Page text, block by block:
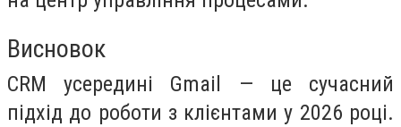
Висновок
CRM усередині Gmail — це сучасний
підхід до роботи з клієнтами у 2026 році.